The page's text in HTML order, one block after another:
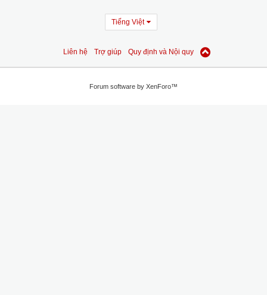
Tiếng Việt
Liên hệ Trợ giúp Quy định và Nội quy
Forum software by XenForo™